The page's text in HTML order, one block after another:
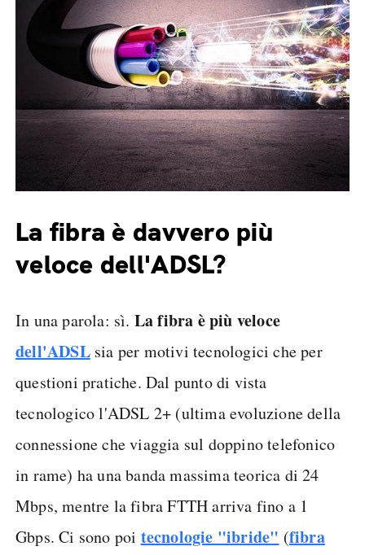
La fibra è davvero più
veloce dell'ADSL?
In una parola: sì. La fibra è più veloce
dell'ADSLsia per motivi tecnologici che per
questioni pratiche. Dal punto di vista
tecnologico l'ADSL 2+ (ultima evoluzione della
connessione che viaggia sul doppino telefonico
in rame) ha una banda massima teorica di 24
Mbps, mentre la fibra FTTH arriva fino a 1
Gbps. Ci sono poi tecnologie "ibride" (fibra